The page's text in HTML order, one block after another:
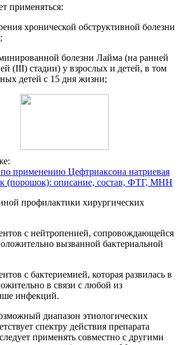
применяться:
хронической обструктивной болезни
болезни Лайма (на ранней
(III) стадии) у взрослых и детей, в том
детей с 15 дня жизни;
применению Цефтриаксона натриевая
(порошок): описание, состав, ФТГ, МНН
профилактики хирургических
с нейтропенией, сопровождающейся
вызванной бактериальной
с бактериемией, которая развилась в
в связи с любой из
инфекций.
диапазон этиологических
спектру действия препарата
применять совместно с другими